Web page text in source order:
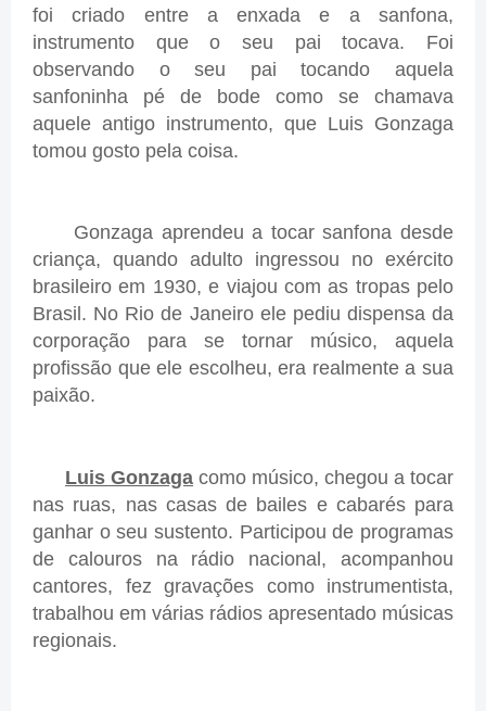
foi criado entre a enxada e a sanfona,
instrumento que o seu pai tocava. Foi
observando o seu pai tocando aquela
sanfoninha pé de bode como se chamava
aquele antigo instrumento, que Luis Gonzaga
tomou gosto pela coisa.
Gonzaga aprendeu a tocar sanfona desde
criança, quando adulto ingressou no exército
brasileiro em 1930, e viajou com as tropas pelo
Brasil. No Rio de Janeiro ele pediu dispensa da
corporação para se tornar músico, aquela
profissão que ele escolheu, era realmente a sua
paixão.
Luis Gonzaga como músico, chegou a tocar
nas ruas, nas casas de bailes e cabarés para
ganhar o seu sustento. Participou de programas
de calouros na rádio nacional, acompanhou
cantores, fez gravações como instrumentista,
trabalhou em várias rádios apresentado músicas
regionais.